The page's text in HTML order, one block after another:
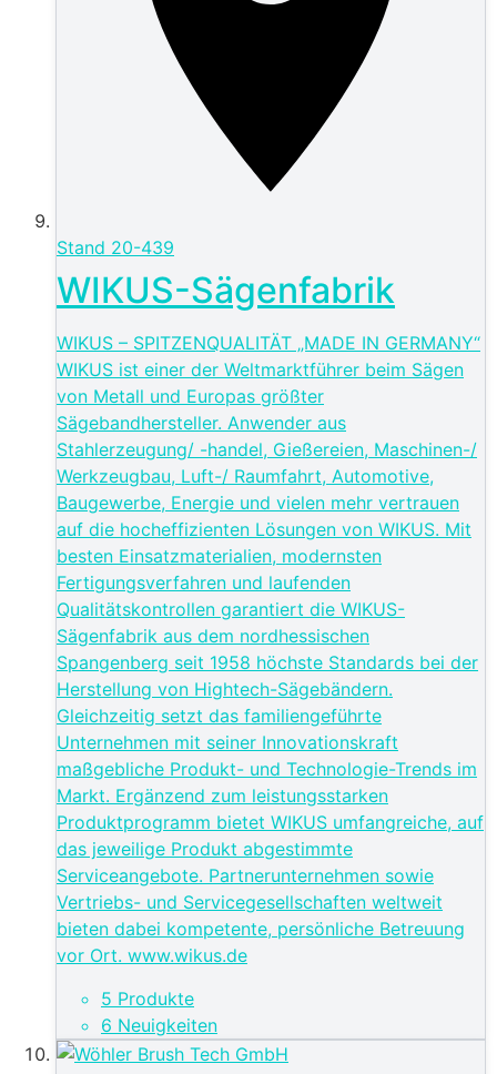
Stand 20-439
WIKUS-Sägenfabrik
WIKUS – SPITZENQUALITÄT „MADE IN GERMANY“
WIKUS ist einer der Weltmarktführer beim Sägen
von Metall und Europas größter
Sägebandhersteller. Anwender aus
Stahlerzeugung/ -handel, Gießereien, Maschinen-/
Werkzeugbau, Luft-/ Raumfahrt, Automotive,
Baugewerbe, Energie und vielen mehr vertrauen
auf die hocheffizienten Lösungen von WIKUS. Mit
besten Einsatzmaterialien, modernsten
Fertigungsverfahren und laufenden
Qualitätskontrollen garantiert die WIKUS-
Sägenfabrik aus dem nordhessischen
Spangenberg seit 1958 höchste Standards bei der
Herstellung von Hightech-Sägebändern.
Gleichzeitig setzt das familiengeführte
Unternehmen mit seiner Innovationskraft
maßgebliche Produkt- und Technologie-Trends im
Markt. Ergänzend zum leistungsstarken
Produktprogramm bietet WIKUS umfangreiche, auf
das jeweilige Produkt abgestimmte
Serviceangebote. Partnerunternehmen sowie
Vertriebs- und Servicegesellschaften weltweit
bieten dabei kompetente, persönliche Betreuung
vor Ort. www.wikus.de
5 Produkte
6 Neuigkeiten